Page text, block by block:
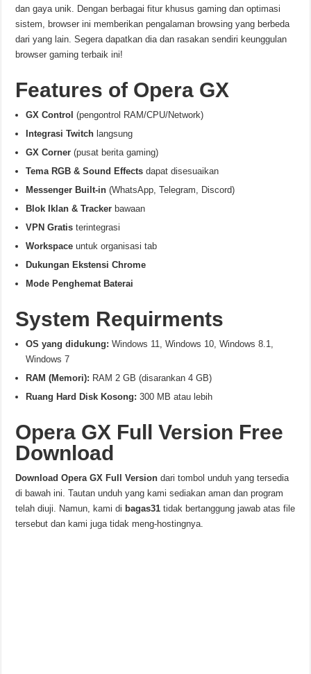
dan gaya unik. Dengan berbagai fitur khusus gaming dan optimasi
sistem, browser ini memberikan pengalaman browsing yang berbeda
dari yang lain. Segera dapatkan dia dan rasakan sendiri keunggulan
browser gaming terbaik ini!
Features of Opera GX
GX Control (pengontrol RAM/CPU/Network)
Integrasi Twitch langsung
GX Corner (pusat berita gaming)
Tema RGB & Sound Effects dapat disesuaikan
Messenger Built-in (WhatsApp, Telegram, Discord)
Blok Iklan & Tracker bawaan
VPN Gratis terintegrasi
Workspace untuk organisasi tab
Dukungan Ekstensi Chrome
Mode Penghemat Baterai
System Requirments
OS yang didukung:Windows 11, Windows 10, Windows 8.1,
Windows 7
RAM (Memori): RAM 2 GB (disarankan 4 GB)
Ruang Hard Disk Kosong:300 MB atau lebih
Opera GX Full Version Free
Download
DownloadOpera GX Full Version dari tombol unduh yang tersedia
di bawah ini. Tautan unduh yang kami sediakan aman dan program
telah diuji. Namun, kami di bagas31tidak bertanggung jawab atas file
tersebut dan kami juga tidak meng-hostingnya.